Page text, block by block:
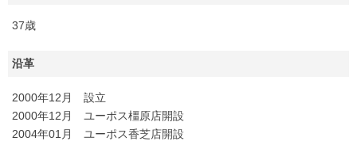
37歳
沿革
2000年12月 設立
2000年12月 ユーポス橿原店開設
2004年01月 ユーポス香芝店開設